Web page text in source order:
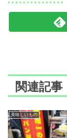
関連記事
美味しいもの